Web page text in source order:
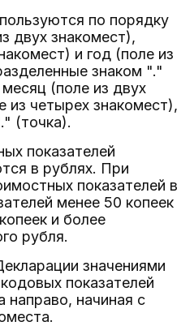
по порядку
двух знакомест),
и год (поле из
знаком "."
(поле из двух
из четырех знакомест),
(точка).
показателей
в рублях. При
показателей в
менее 50 копеек
и более
рубля.
значениями
показателей
направо, начиная с